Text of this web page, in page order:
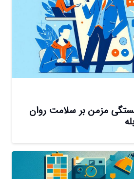
مزمن بر سلامت روان